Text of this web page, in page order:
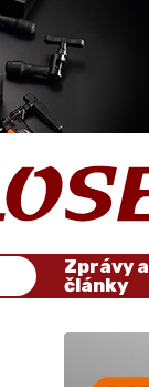
Zprávy a
články